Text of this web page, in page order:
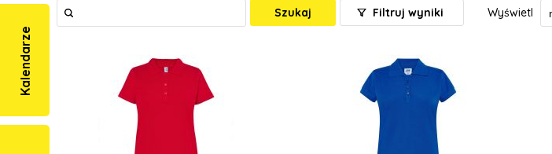
Szukaj Filtruj wyniki Wyświetl
Kalendarze